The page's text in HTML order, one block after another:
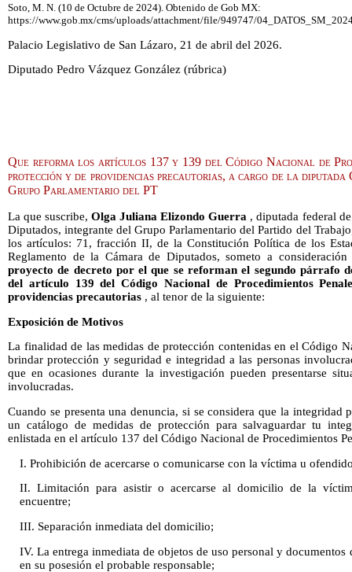
Soto, M. N. (10 de Octubre de 2024). Obtenido de Gob MX:
https://www.gob.mx/cms/uploads/attachment/file/949747/
Palacio Legislativo de San Lázaro, 21 de abril del 2026.
Diputado Pedro Vázquez González (rúbrica)
Que reforma los artículos 137 y 139 del Código Nacional de
protección y de providencias precautorias, a cargo de la
Grupo Parlamentario del PT
La que suscribe,Olga Juliana Elizondo Guerra , diputada federal
Diputados, integrante del Grupo Parlamentario del Partido del
los artículos: 71, fracción II, de la Constitución Política de los
Reglamento de la Cámara de Diputados, someto a
proyecto de decreto por el que se reforman el segundo
del artículo 139 del Código Nacional de Procedimientos
providencias precautorias , al tenor de la siguiente:
Exposición de Motivos
La finalidad de las medidas de protección contenidas en el Código
brindar protección y seguridad e integridad a las personas
que en ocasiones durante la investigación pueden presentarse
involucradas.
Cuando se presenta una denuncia, si se considera que la integridad
un catálogo de medidas de protección para salvaguardar tu
enlistada en el artículo 137 del Código Nacional de Procedimientos
I. Prohibición de acercarse o comunicarse con la víctima u
II. Limitación para asistir o acercarse al domicilio de la
encuentre;
III. Separación inmediata del domicilio;
IV. La entrega inmediata de objetos de uso personal y
en su posesión el probable responsable;